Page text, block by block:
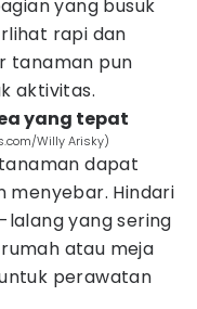
yang busuk
rapi dan
tanaman pun
aktivitas.
yang tepat
Willy Arisky)
dapat
Hindari
yang sering
atau meja
perawatan